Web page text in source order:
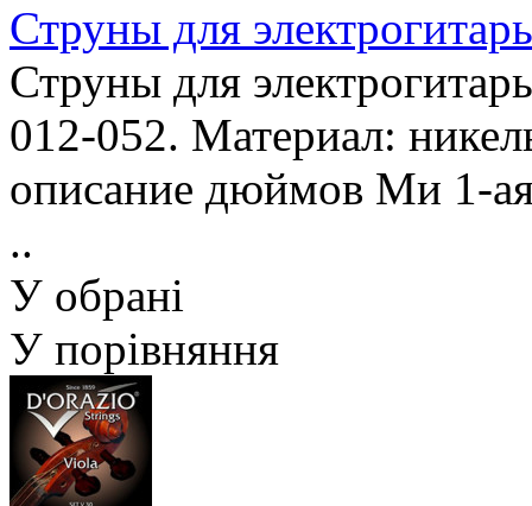
Струны для
Струны для
012-052. Материал:
описание дюймов Ми 1-
..
У обрані
У порівняння